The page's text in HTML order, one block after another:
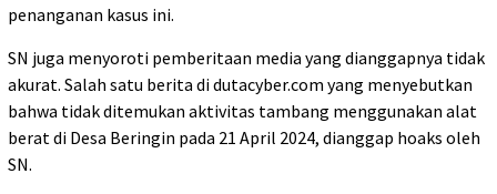
penanganan kasus ini.
SN juga menyoroti pemberitaan media yang dianggapnya tidak
akurat. Salah satu berita di dutacyber.com yang menyebutkan
bahwa tidak ditemukan aktivitas tambang menggunakan alat
berat di Desa Beringin pada 21 April 2024, dianggap hoaks oleh
SN.